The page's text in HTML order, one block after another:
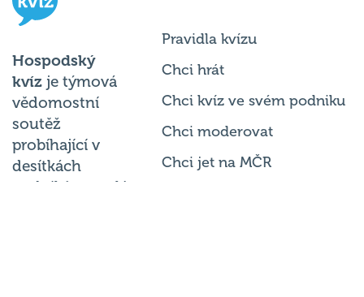
Hospodský
kvíz je týmová
vědomostní
soutěž
probíhající v
desítkách
podniků po celé
Pravidla kvízu
Chci hrát
Chci kvíz ve svém podniku
Chci moderovat
Chci jet na MČR